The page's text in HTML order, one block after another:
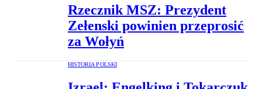
Rzecznik MSZ: Prezydent
Zełenski powinien przeprosić
za Wołyń
HISTORIA POLSKI